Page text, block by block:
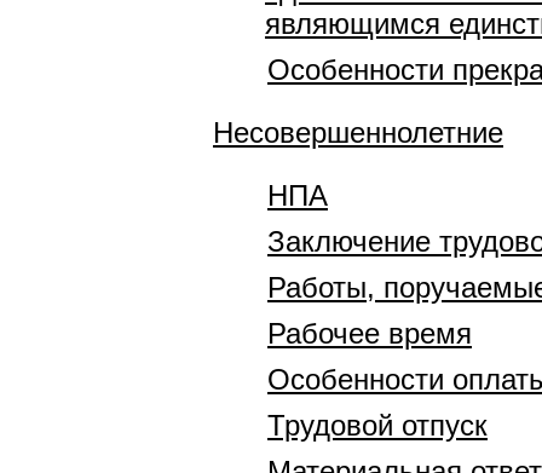
являющимся
Особенности
Несовершеннолетние
НПА
Заключение
Работы,
Рабочее время
Особенности
Трудовой отпуск